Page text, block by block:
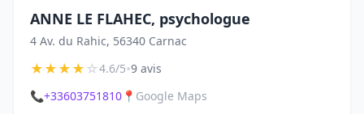
ANNE LE FLAHEC, psychologue
4 Av. du Rahic, 56340 Carnac
★★★★☆4.6/5•9 avis
📞+33603751810 📍 Google Maps